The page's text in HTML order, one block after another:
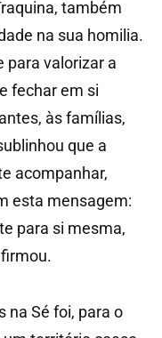
também
na sua homilia.
para valorizar a
fechar em si
às famílias,
que a
acompanhar,
esta mensagem:
para si mesma,
na Sé foi, para o